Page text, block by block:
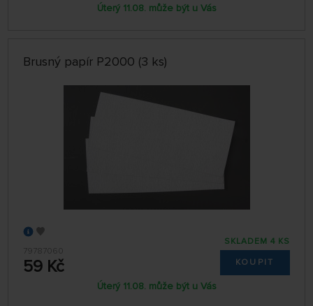
Úterý 11.08. může být u Vás
Brusný papír P2000 (3 ks)
79787060
59 Kč
SKLADEM 4 KS
KOUPIT
Úterý 11.08. může být u Vás